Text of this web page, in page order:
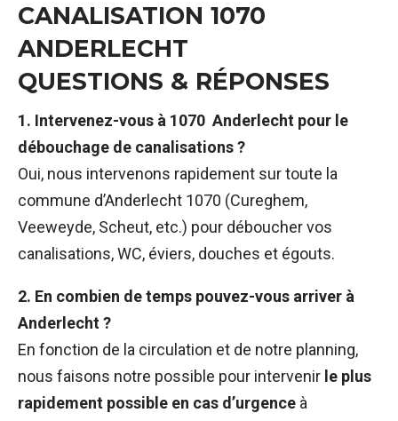
CANALISATION 1070
ANDERLECHT
QUESTIONS & RÉPONSES
1. Intervenez-vous à 1070 Anderlecht pour le
débouchage de canalisations ?
Oui, nous intervenons rapidement sur toute la
commune d’Anderlecht 1070 (Cureghem,
Veeweyde, Scheut, etc.) pour déboucher vos
canalisations, WC, éviers, douches et égouts.
2. En combien de temps pouvez-vous arriver à
Anderlecht ?
En fonction de la circulation et de notre planning,
nous faisons notre possible pour intervenir le plus
rapidement possible en cas d’urgence à